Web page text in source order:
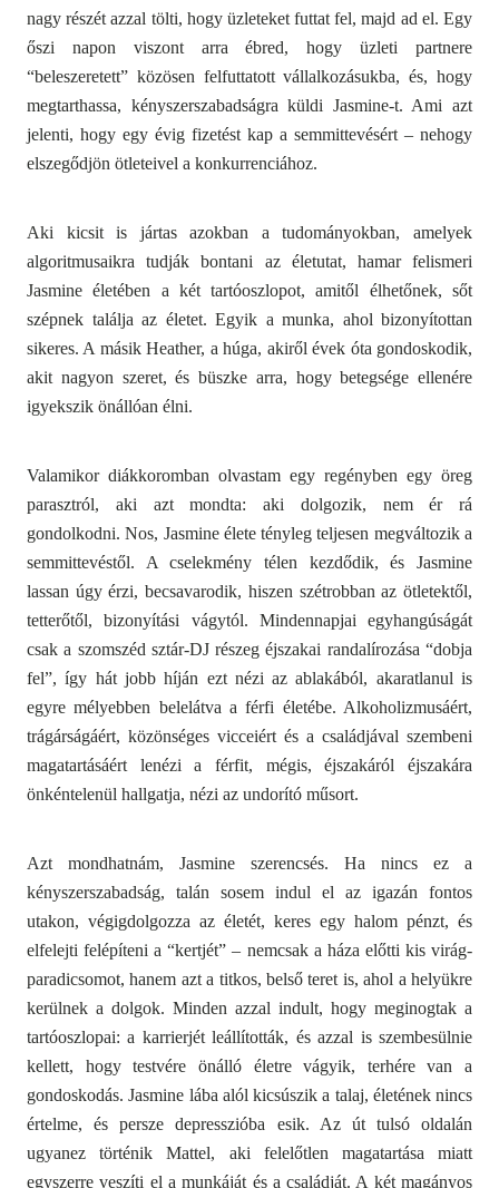
nagy részét azzal tölti, hogy üzleteket futtat fel, majd ad el. Egy
őszi napon viszont arra ébred, hogy üzleti partnere
“beleszeretett” közösen felfuttatott vállalkozásukba, és, hogy
megtarthassa, kényszerszabadságra küldi Jasmine-t. Ami azt
jelenti, hogy egy évig fizetést kap a semmittevésért – nehogy
elszegődjön ötleteivel a konkurrenciához.
Aki kicsit is jártas azokban a tudományokban, amelyek
algoritmusaikra tudják bontani az életutat, hamar felismeri
Jasmine életében a két tartóoszlopot, amitől élhetőnek, sőt
szépnek találja az életet. Egyik a munka, ahol bizonyítottan
sikeres. A másik Heather, a húga, akiről évek óta gondoskodik,
akit nagyon szeret, és büszke arra, hogy betegsége ellenére
igyekszik önállóan élni.
Valamikor diákkoromban olvastam egy regényben egy öreg
parasztról, aki azt mondta: aki dolgozik, nem ér rá
gondolkodni. Nos, Jasmine élete tényleg teljesen megváltozik a
semmittevéstől. A cselekmény télen kezdődik, és Jasmine
lassan úgy érzi, becsavarodik, hiszen szétrobban az ötletektől,
tetterőtől, bizonyítási vágytól. Mindennapjai egyhangúságát
csak a szomszéd sztár-DJ részeg éjszakai randalírozása “dobja
fel”, így hát jobb híján ezt nézi az ablakából, akaratlanul is
egyre mélyebben belelátva a férfi életébe. Alkoholizmusáért,
trágárságáért, közönséges vicceiért és a családjával szembeni
magatartásáért lenézi a férfit, mégis, éjszakáról éjszakára
önkéntelenül hallgatja, nézi az undorító műsort.
Azt mondhatnám, Jasmine szerencsés. Ha nincs ez a
kényszerszabadság, talán sosem indul el az igazán fontos
utakon, végigdolgozza az életét, keres egy halom pénzt, és
elfelejti felépíteni a “kertjét” – nemcsak a háza előtti kis virág-
paradicsomot, hanem azt a titkos, belső teret is, ahol a helyükre
kerülnek a dolgok. Minden azzal indult, hogy meginogtak a
tartóoszlopai: a karrierjét leállították, és azzal is szembesülnie
kellett, hogy testvére önálló életre vágyik, terhére van a
gondoskodás. Jasmine lába alól kicsúszik a talaj, életének nincs
értelme, és persze depresszióba esik. Az út tulsó oldalán
ugyanez történik Mattel, aki felelőtlen magatartása miatt
egyszerre veszíti el a munkáját és a családját. A két magányos